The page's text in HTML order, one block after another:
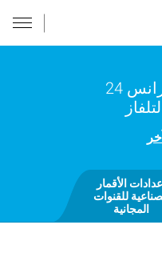
24
إعدادات الأقمار
للقنوات
المجانية